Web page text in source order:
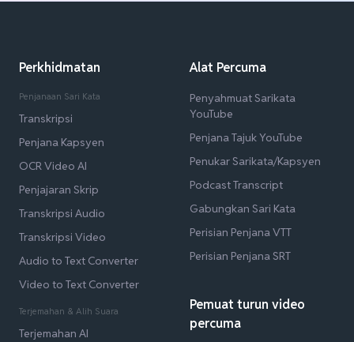
Perkhidmatan
Penjanaan Sari Kata
Transkripsi
Penjana Kapsyen
OCR Video AI
Penjajaran Skrip
Transkripsi Audio
Transkripsi Video
Audio to Text Converter
Video to Text Converter
Terjemahan & Alih Suara
Terjemahan AI
Alat Percuma
Penyahmuat Sarikata
YouTube
Penjana Tajuk YouTube
Penukar Sarikata/Kapsyen
Podcast Transcript
Gabungkan Sari Kata
Perisian Penjana VTT
Perisian Penjana SRT
Pemuat turun video
percuma